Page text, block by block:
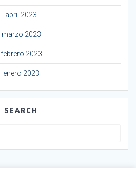
abril 2023
marzo 2023
febrero 2023
enero 2023
SEARCH